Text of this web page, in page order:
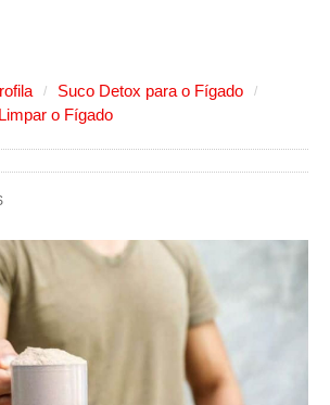
Suco Detox para o Fígado
o Fígado